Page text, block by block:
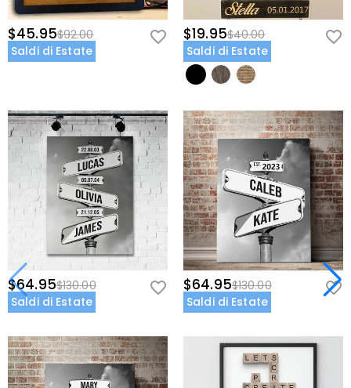
$45.95$92.00
Saldi di Estate
$19.95$40.00
Saldi di Estate
$64.95$130.00
Saldi di Estate
$64.95$130.00
Saldi di Estate